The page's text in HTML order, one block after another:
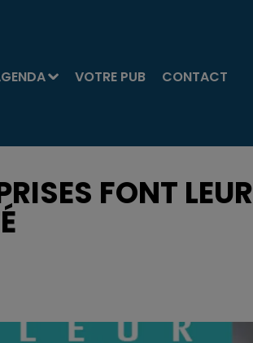
VOTRE PUB CONTACT
FONT LEUR